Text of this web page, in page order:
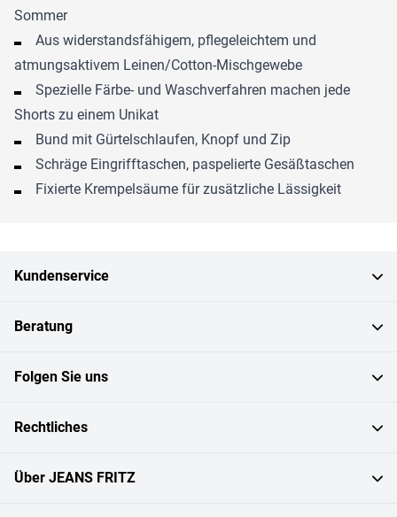
Sommer
Aus widerstandsfähigem, pflegeleichtem und
atmungsaktivem Leinen/Cotton-Mischgewebe
Spezielle Färbe- und Waschverfahren machen jede
Shorts zu einem Unikat
Bund mit Gürtelschlaufen, Knopf und Zip
Schräge Eingrifftaschen, paspelierte Gesäßtaschen
Fixierte Krempelsäume für zusätzliche Lässigkeit
Kundenservice
Beratung
Folgen Sie uns
Rechtliches
Über JEANS FRITZ